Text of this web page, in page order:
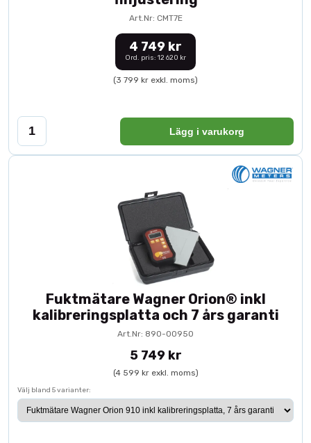
Art.Nr: CMT7E
4 749 kr
Ord. pris: 12 620 kr
(3 799 kr exkl. moms)
Lägg i varukorg
Fuktmätare Wagner Orion® inkl
kalibreringsplatta och 7 års garanti
Art.Nr: 890-00950
5 749 kr
(4 599 kr exkl. moms)
Välj bland 5 varianter: